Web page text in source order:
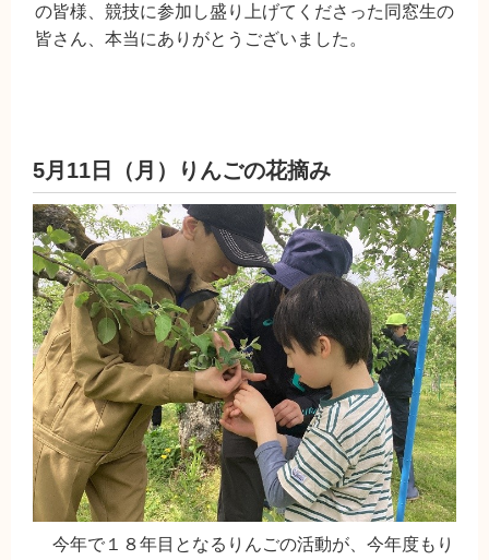
の皆様、競技に参加し盛り上げてくださった同窓生の
皆さん、本当にありがとうございました。
5月11日（月）りんごの花摘み
今年で１８年目となるりんごの活動が、今年度もり